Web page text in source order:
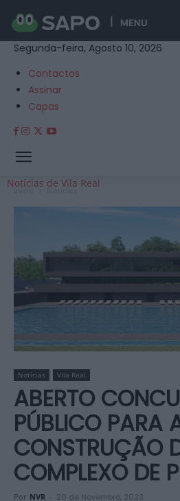
MENU
Segunda-feira, Agosto 10, 2026
Contactos
Assinar
Capas
Notícias de Vila Real
Início Notícias
Notícias Vila Real
ABERTO
PÚBLICO PARA
CONSTRUÇÃO
COMPLEXO DE
Por NVR - 20 de Novembro, 2023